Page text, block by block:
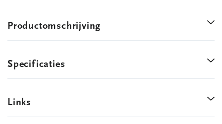
Productomschrijving
Specificaties
Links